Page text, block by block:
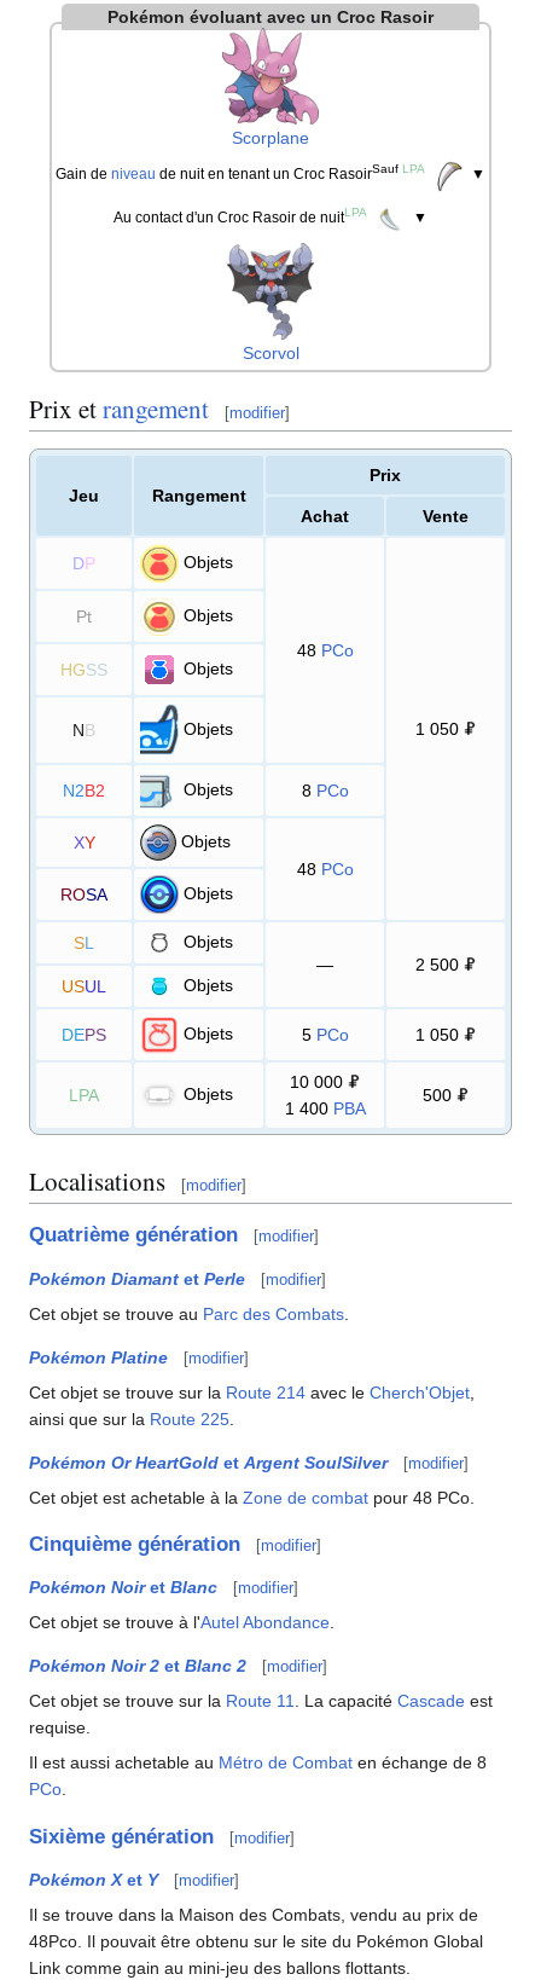
Pokémon évoluant avec un Croc Rasoir
Scorplane
Gain de niveau de nuit en tenant un Croc RasoirSauf LPA ▼
Au contact d'un Croc Rasoir de nuitLPA ▼
Scorvol
Prix etrangement [modifier]
Jeu Rangement
Prix
Achat Vente
DP Objets
48 PCo
1 050
Pt Objets
HGSS Objets
NB Objets
N2B2 Objets 8 PCo
XY
Objets
48 PCo
ROSA Objets
SL
Objets
—
2 500
USUL Objets
DEPS Objets 5 PCo 1 050
LPA Objets
10 000
1 400 PBA
500
Localisations [modifier]
Quatrième génération [modifier]
Pokémon Diamant et Perle [modifier]
Cet objet se trouve au Parc des Combats
Pokémon Platine [modifier]
Cet objet se trouve sur la Route 214 avec le Cherch'Objet
ainsi que sur la Route 225
Pokémon Or HeartGold et Argent SoulSilver [modifier]
Cet objet est achetable à la Zone de combat pour 48 PCo.
Cinquième génération [modifier]
Pokémon Noiret Blanc [modifier]
Cet objet se trouve à l'Autel Abondance
Pokémon Noir 2 et Blanc 2 [modifier]
Cet objet se trouve sur la Route 11 . La capacité Cascade est
requise.
Il est aussi achetable au Métro de Combat en échange de 8
PCo
Sixième génération [modifier]
Pokémon Xet Y [modifier]
Il se trouve dans la Maison des Combats, vendu au prix de
48Pco. Il pouvait être obtenu sur le site du Pokémon Global
Link comme gain au mini-jeu des ballons flottants.